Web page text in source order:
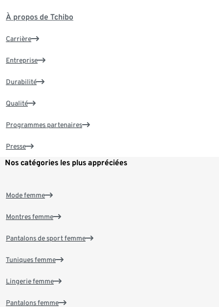
À propos de Tchibo
Carrière
Entreprise
Durabilité
Qualité
Programmes partenaires
Presse
Nos catégories les plus appréciées
Mode femme
Montres femme
Pantalons de sport femme
Tuniques femme
Lingerie femme
Pantalons femme